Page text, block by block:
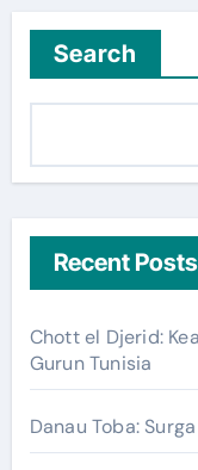
Search
Recent Posts
Chott el Djerid:
Gurun Tunisia
Danau Toba: